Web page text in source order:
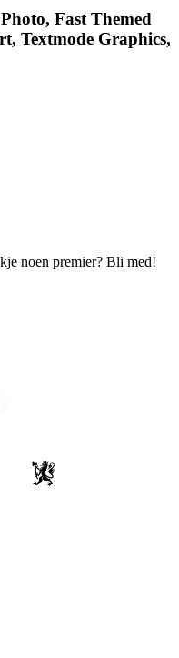
Fast Themed
Textmode Graphics,
noen premier? Bli med!